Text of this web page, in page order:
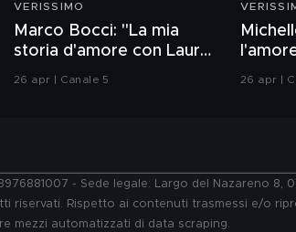
VERISSIMO
Marco Bocci: "La mia
storia d'amore con Laura
Chiatti"
26 apr | Canale 5 26 apr |
- Sede legale: Largo del Nazareno
riservati. Rispetto ai contenuti trasmessi e/o
mezzi automatizzati di data scraping.